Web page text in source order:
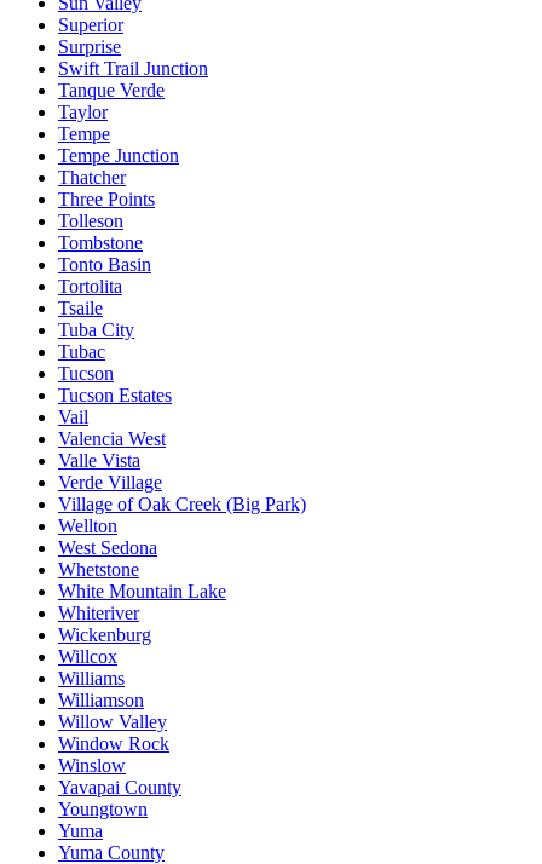
Superior
Surprise
Swift Trail Junction
Tanque Verde
Taylor
Tempe
Tempe Junction
Thatcher
Three Points
Tolleson
Tombstone
Tonto Basin
Tortolita
Tsaile
Tuba City
Tubac
Tucson
Tucson Estates
Vail
Valencia West
Valle Vista
Verde Village
Village of Oak Creek (Big Park)
Wellton
West Sedona
Whetstone
White Mountain Lake
Whiteriver
Wickenburg
Willcox
Williams
Williamson
Willow Valley
Window Rock
Winslow
Yavapai County
Youngtown
Yuma
Yuma County